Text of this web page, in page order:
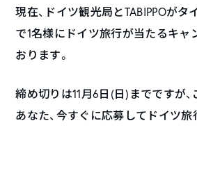
現在、ドイツ観光局とTABIPPOがタ
で1名様にドイツ旅行が当たるキャ
おります。
締め切りは11月6日(日)までですが
あなた、今すぐに応募してドイツ旅